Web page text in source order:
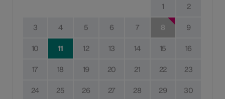
1 2
3 4 5 6 7 8 9
10 11 12 13 14 15 16
17 18 19 20 21 22 23
24 25 26 27 28 29 30